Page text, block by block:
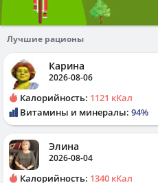
Лучшие рационы
Карина
2026-08-06
Калорийность: 1121 кКал
Витамины и минералы: 94%
Элина
2026-08-04
Калорийность: 1340 кКал